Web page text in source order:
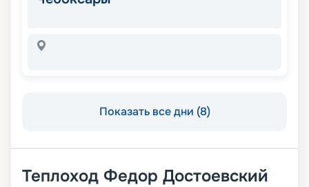
Показать все дни (8)
Теплоход Федор Достоевский